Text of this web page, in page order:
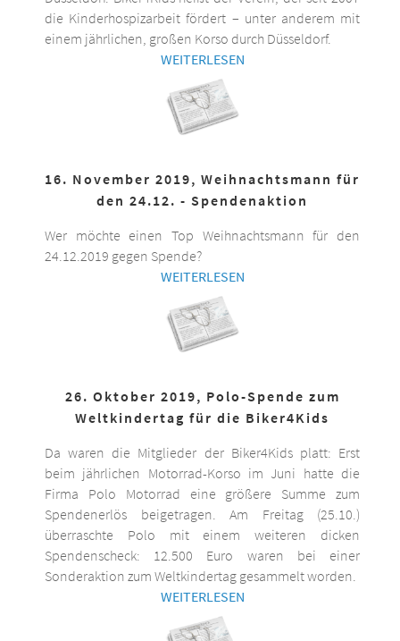
die Kinderhospizarbeit fördert – unter anderem mit
einem jährlichen, großen Korso durch Düsseldorf.
WEITERLESEN
16. November 2019, Weihnachtsmann für
den 24.12. - Spendenaktion
Wer möchte einen Top Weihnachtsmann für den
24.12.2019 gegen Spende?
WEITERLESEN
26. Oktober 2019, Polo-Spende zum
Weltkindertag für die Biker4Kids
Da waren die Mitglieder der Biker4Kids platt: Erst
beim jährlichen Motorrad-Korso im Juni hatte die
Firma Polo Motorrad eine größere Summe zum
Spendenerlös beigetragen. Am Freitag (25.10.)
überraschte Polo mit einem weiteren dicken
Spendenscheck: 12.500 Euro waren bei einer
Sonderaktion zum Weltkindertag gesammelt worden.
WEITERLESEN